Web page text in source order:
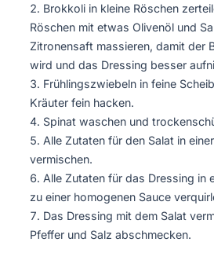
Brokkoli in kleine Röschen
Röschen mit etwas Olivenöl und
Zitronensaft massieren, damit der
wird und das Dressing besser
Frühlingszwiebeln in feine
Kräuter fein hacken.
Spinat waschen und
Alle Zutaten für den Salat in
vermischen.
Alle Zutaten für das Dressing in
zu einer homogenen Sauce
Das Dressing mit dem Salat
Pfeffer und Salz abschmecken.